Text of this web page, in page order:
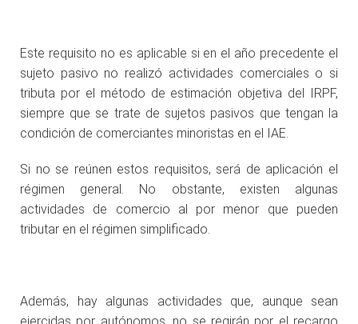
Este requisito no es aplicable si en el año precedente el
sujeto pasivo no realizó actividades comerciales o si
tributa por el método de estimación objetiva del IRPF,
siempre que se trate de sujetos pasivos que tengan la
condición de comerciantes minoristas en el IAE.
Si no se reúnen estos requisitos, será de aplicación el
régimen general. No obstante, existen algunas
actividades de comercio al por menor que pueden
tributar en el régimen simplificado.
Además, hay algunas actividades que, aunque sean